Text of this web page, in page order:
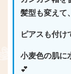
髪型も変えて、
ピアスも付け
小麦色の肌に
💕